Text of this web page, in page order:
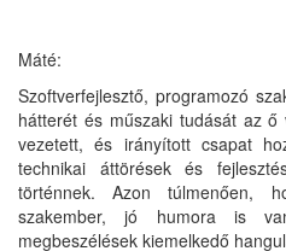
Máté:
Szoftverfejlesztő, programozó
hátterét és műszaki tudását az ő
vezetett, és irányított csapat
technikai áttörések és
történnek. Azon túlmenően,
szakember, jó humora is
megbeszélések kiemelkedő